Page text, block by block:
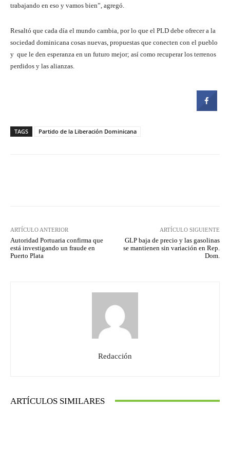
trabajando en eso y vamos bien”, agregó.
Resaltó que cada día el mundo cambia, por lo que el PLD debe ofrecer a la
sociedad dominicana cosas nuevas, propuestas que conecten con el pueblo
y que le den esperanza en un futuro mejor; así como recuperar los terrenos
perdidos y las alianzas.
TAGS Partido de la Liberación Dominicana
ARTÍCULO ANTERIOR
Autoridad Portuaria confirma que
está investigando un fraude en
Puerto Plata
ARTÍCULO SIGUIENTE
GLP baja de precio y las gasolinas
se mantienen sin variación en Rep.
Dom.
Redacción
ARTÍCULOS SIMILARES